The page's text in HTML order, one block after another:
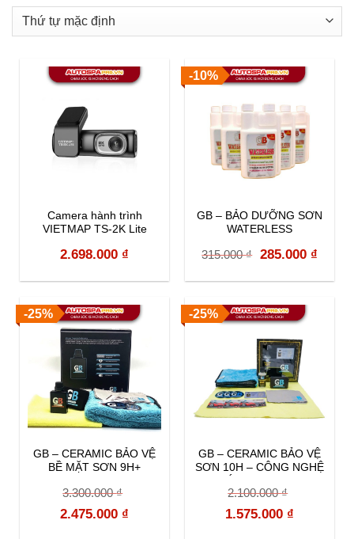
Camera hành trình
VIETMAP TS-2K Lite
2.698.000 ₫
-10%
GB – BẢO DƯỠNG SƠN
WATERLESS
315.000₫ Original
315.000 ₫.
285.000 ₫
-25%
GB – CERAMIC BẢO VỆ
BỀ MẶT SƠN 9H+
3.300.000₫
Original
2.475.000 ₫
-25%
GB – CERAMIC BẢO VỆ
SƠN 10H – CÔNG NGHỆ
2.100.000₫
Original
1.575.000 ₫